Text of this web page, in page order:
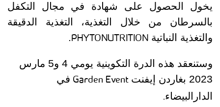
يخول الحصول على شهادة في مجال التكفل
بالسرطان من خلال التغذية، التغذية الدقيقة
والتغذية النباتية PHYTONUTRITION
.
وستنعقد هذه الدرة التكوينية يومي 4 و5 مارس
2023 بغاردن إيفنت
Garden Event في
الدارالبيضاء.